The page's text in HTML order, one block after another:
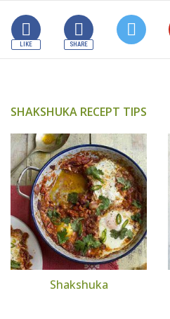
SHAKSHUKA RECEPT TIPS
Shakshuka